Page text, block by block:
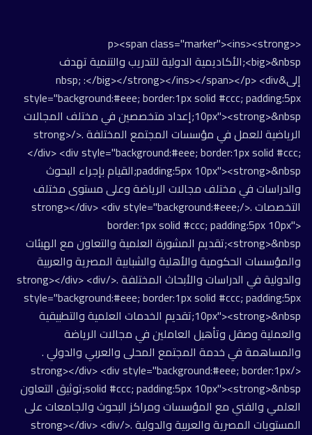
<p><span class="marker"><ins><strong>
<big>&nbsp;الأكاديمية الدولية للتدريب والتنمية تهدف
إلى&nbsp; :</big></strong></ins></span></p> <div
style="background:#eee; border:1px solid #ccc; padding:5px
10px"><strong>&nbsp;إعداد متخصصين في مختلف المجالات
الرياضية للعمل في مؤسسات المجتمع المختلفة .</strong>
</div> <div style="background:#eee; border:1px solid #ccc;
padding:5px 10px"><strong>&nbsp;القيام بإجراء البحوث
والدراسات في مختلف مجالات الرياضة وعلى مستوى مختلف
التخصصات .</strong></div> <div style="background:#eee;
border:1px solid #ccc; padding:5px 10px">
<strong>&nbsp;تقديم المشورة العلمية والتعاون مع الهيئات
والمؤسسات الحكومية والأهلية والشبابية المصرية والعربية
والدولية في الدراسات والأبحاث المختلفة .</strong></div> <div
style="background:#eee; border:1px solid #ccc; padding:5px
10px"><strong>&nbsp;تقديم الخدمات العلمية والتطبيقية
والعملية وصقل وتأهيل العاملين في مجالات الرياضة
والمساهمة في خدمة المجتمع المحلى والعربي والدولي .
</strong></div> <div style="background:#eee; border:1px
solid #ccc; padding:5px 10px"><strong>&nbsp;توثيق التعاون
العلمي والفني مع المؤسسات ومراكز البحوث والجامعات على
المستويات المصرية والعربية والدولية .</strong></div> <div